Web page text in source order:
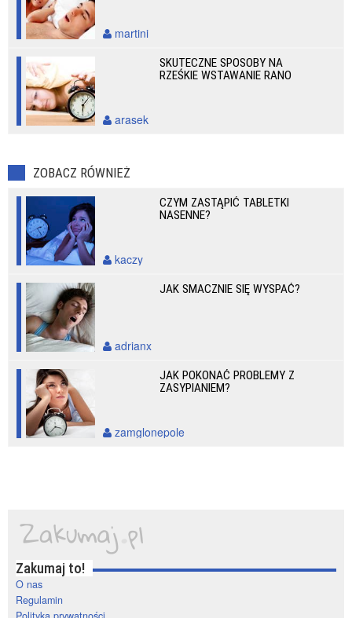
martini
SKUTECZNE SPOSOBY NA
RZEŚKIE WSTAWANIE RANO
arasek
ZOBACZ RÓWNIEŻ
CZYM ZASTĄPIĆ TABLETKI
NASENNE?
kaczy
JAK SMACZNIE SIĘ WYSPAĆ?
adrianx
JAK POKONAĆ PROBLEMY Z
ZASYPIANIEM?
zamglonepole
Zakumaj to!
O nas
Regulamin